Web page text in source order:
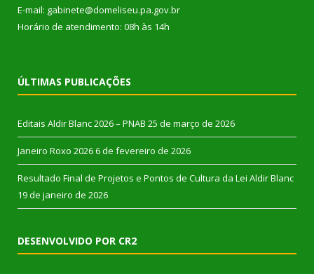
E-mail: gabinete@domeliseu.pa.gov.br
Horário de atendimento: 08h às 14h
ÚLTIMAS PUBLICAÇÕES
Editais Aldir Blanc 2026 – PNAB 25 de março de 2026
Janeiro Roxo 2026 6 de fevereiro de 2026
Resultado Final de Projetos e Pontos de Cultura da Lei Aldir Blanc
19 de janeiro de 2026
DESENVOLVIDO POR CR2